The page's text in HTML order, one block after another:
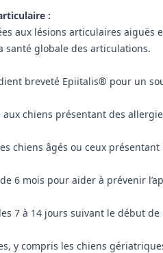
:
aux lésions articulaires aiguës
santé globale des articulations.
breveté Epiitalis® pour un
chiens présentant des
chiens âgés ou ceux
6 mois pour aider à prévenir
7 à 14 jours suivant le début de
y compris les chiens